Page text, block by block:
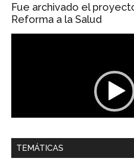
Fue archivado el
Reforma a la Salud
00:00
Dra. Carolina Corcho Mejía,
TEMÁTICAS